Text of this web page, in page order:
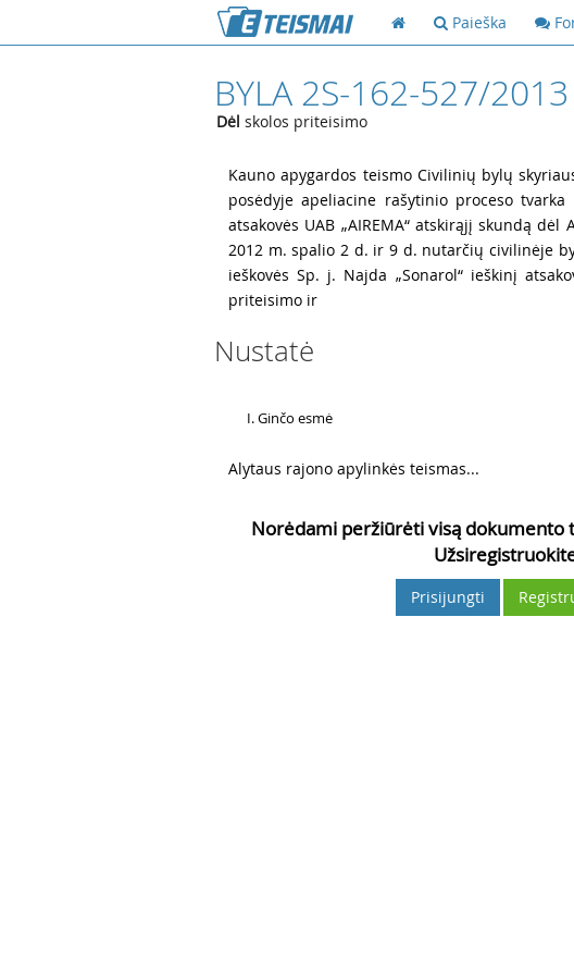
Paieška
BYLA 2S-162-527/2013
Dėl skolos priteisimo
Kauno apygardos teismo Civilinių bylų
posėdyje apeliacine rašytinio proceso
atsakovės UAB „AIREMA“ atskirąjį skundą
2012 m. spalio 2 d. ir 9 d. nutarčių civilinėje
ieškovės Sp. j. Najda „Sonarol“ ieškinį
priteisimo ir
Nustatė
Ginčo esmė
Alytaus rajono apylinkės teismas...
Norėdami peržiūrėti visą dokumento
Prisijungti